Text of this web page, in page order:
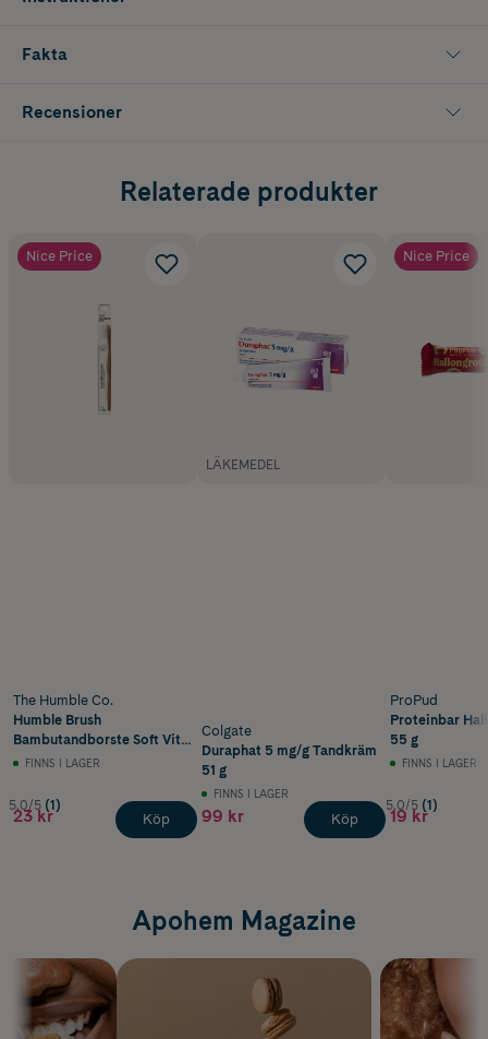
Fakta
Recensioner
Relaterade produkter
Nice Price
The Humble Co.
Humble Brush
Bambutandborste Soft Vit
1 stFINNS I LAGER
5.0/5 (1)
23 kr Köp
LÄKEMEDEL
Colgate
Duraphat 5 mg/g Tandkräm
51 g
FINNS I LAGER
99 kr Köp
Nice Price
ProPud
Proteinbar
55 g
FINNS I LAGER
5.0/5 (1)
19 kr
Apohem Magazine